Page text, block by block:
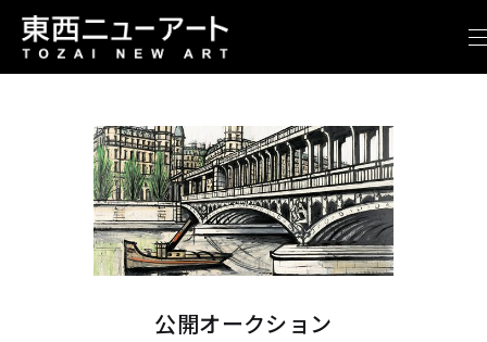
公開オークション